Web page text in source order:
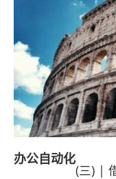
办公自动化
(三) |